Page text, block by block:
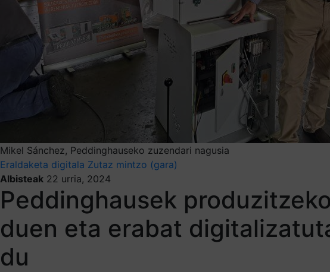
Mikel Sánchez, Peddinghauseko zuzendari nagusia
Eraldaketa digitala Zutaz mintzo (gara)
Albisteak 22 urria, 2024
Peddinghausek
duen eta erabat
du